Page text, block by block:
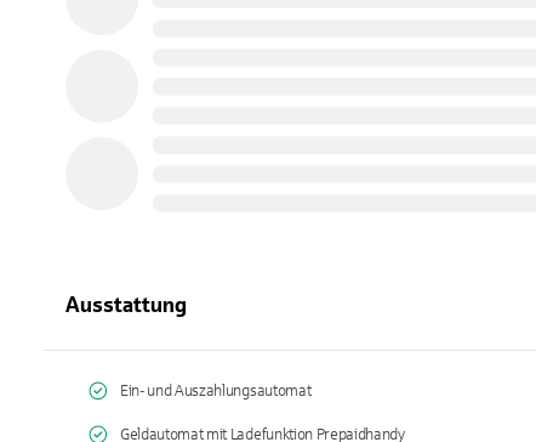
Ausstattung
Ein- und Auszahlungsautomat
Geldautomat mit Ladefunktion Prepaidhandy